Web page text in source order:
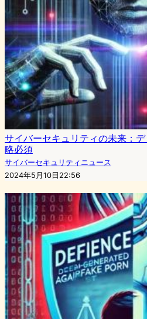
サイバーセキュリティの未来：
略必須
サイバーセキュリティニュース
2024年5月10日22:56